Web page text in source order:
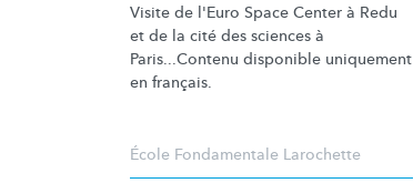
Visite de l'Euro Space Center à Redu
et de la cité des sciences à
Paris...Contenu disponible uniquement
en français.
École Fondamentale Larochette